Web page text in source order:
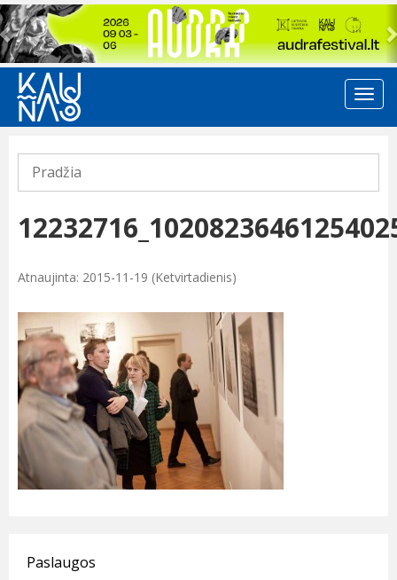
Previous
Pradžia
Atnaujinta: 2015-11-19 (Ketvirtadienis)
Paslaugos